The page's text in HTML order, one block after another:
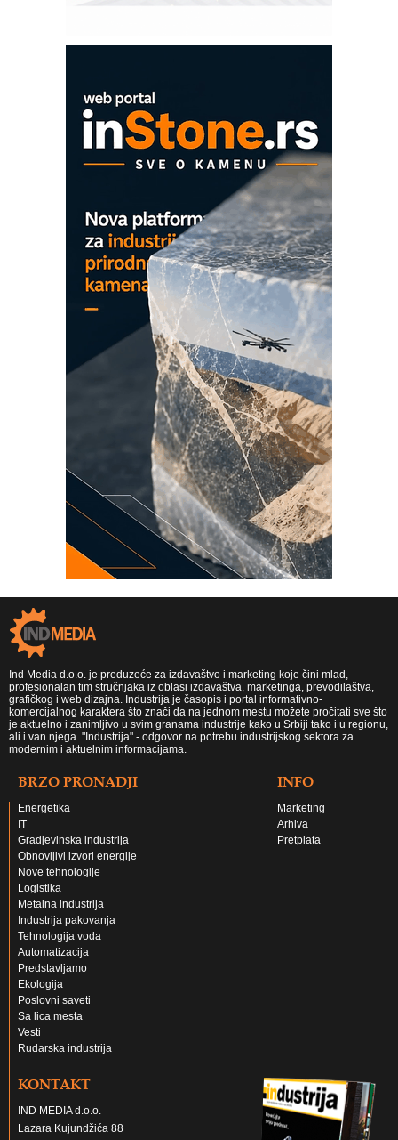
OBO sistemi mrežastih nosača kablova
Proizvodnja iC7 Hybrid 1500 VDC
mrežnog pretvarača sa tečnim
hlađenjem
Ind Media d.o.o. je preduzeće za izdavaštvo i marketing koje čini mlad,
profesionalan tim stručnjaka iz oblasi izdavaštva, marketinga, prevodilaštva,
grafičkog i web dizajna. Industrija je časopis i portal informativno-
komercijalnog karaktera što znači da na jednom mestu možete pročitati sve što
je aktuelno i zanimljivo u svim granama industrije kako u Srbiji tako i u regionu,
ali i van njega. "Industrija" - odgovor na potrebu industrijskog sektora za
modernim i aktuelnim informacijama.
BRZO PRONADJI
Energetika
IT
Gradjevinska industrija
Obnovljivi izvori energije
Nove tehnologije
Logistika
Metalna industrija
Industrija pakovanja
Tehnologija voda
Automatizacija
Predstavljamo
Ekologija
Poslovni saveti
Sa lica mesta
Vesti
Rudarska industrija
INFO
Marketing
Arhiva
Pretplata
KONTAKT
IND MEDIA d.o.o.
Lazara Kujundžića 88